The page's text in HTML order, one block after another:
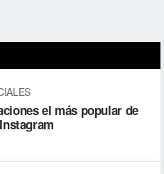
el más popular de